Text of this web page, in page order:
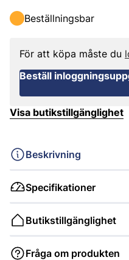
Beställningsbar
För att köpa måste du
Beställ
Visa butikstillgänglighet
Beskrivning
Specifikationer
Butikstillgänglighet
Fråga om produkten